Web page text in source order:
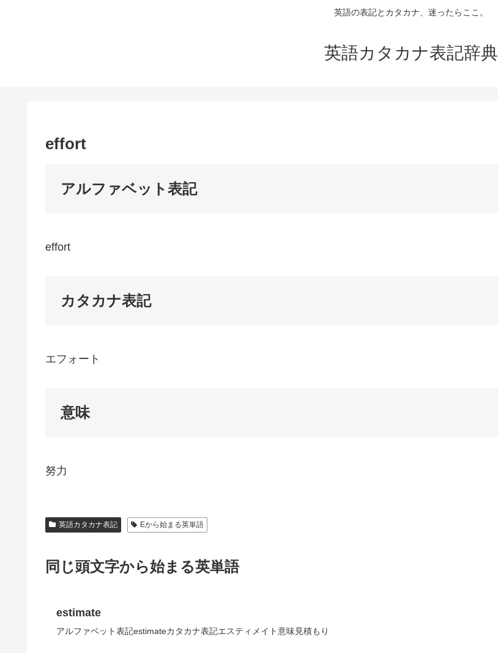
英語の表記とカタカナ、迷ったらここ。
英語カタカナ表記辞典
effort
アルファベット表記
effort
カタカナ表記
エフォート
意味
努力
英語カタカナ表記 Eから始まる英単語
同じ頭文字から始まる英単語
estimate
アルファベット表記estimateカタカナ表記エスティメイト意味見積もり